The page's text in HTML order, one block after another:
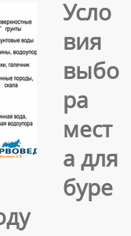
Усло
вия
выбо
ра
мест
а для
буре